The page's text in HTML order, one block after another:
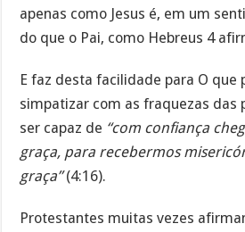
apenas como Jesus é, em um
do que o Pai, como Hebreus 4
E faz desta facilidade para O que
simpatizar com as fraquezas das
ser capaz de “com confiança
graça, para recebermos
graça”(4:16).
Protestantes muitas vezes